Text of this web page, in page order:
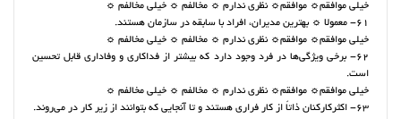
خیلی موافقم☼ موافقم☼ نظری ندارم ☼ مخالفم ☼ خیلی مخالفم ☼
61- معمولا ☼ بهترین مدیران، افراد با سابقه‌ در سازمان هستند.
خیلی موافقم☼ موافقم☼ نظری ندارم ☼ مخالفم ☼ خیلی مخالفم ☼
62- برخی ویژگی‌ها در فرد وجود دارد که بیشتر از فداکاری و وفاداری قابل تحسین
است.
خیلی موافقم☼ موافقم☼ نظری ندارم ☼ مخالفم ☼ خیلی مخالفم ☼
63- اکثرکارکنان ذاتاً از کار فراری‌ هستند ‌و تا آنجایی که بتوانند‌ از زیر کار در می‌روند.